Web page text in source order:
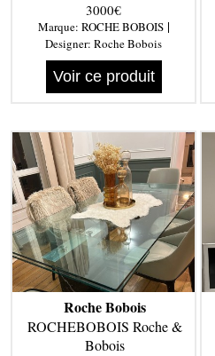
3000€
Marque: ROCHE BOBOIS|
Designer: Roche Bobois
Voir ce produit
Roche Bobois
ROCHEBOBOIS Roche &
Bobois